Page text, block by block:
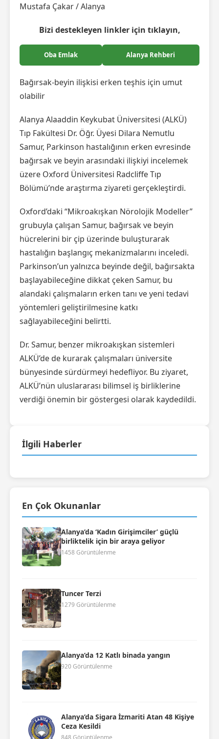
Mustafa Çakar / Alanya
Bizi destekleyen linkler için tıklayın,
Oba Emlak Alanya Rehberi
Bağırsak-beyin ilişkisi erken teşhis için umut
olabilir
Alanya Alaaddin Keykubat Üniversitesi (ALKÜ)
Tıp Fakültesi Dr. Öğr. Üyesi Dilara Nemutlu
Samur, Parkinson hastalığının erken evresinde
bağırsak ve beyin arasındaki ilişkiyi incelemek
üzere Oxford Üniversitesi Radcliffe Tıp
Bölümü’nde araştırma ziyareti gerçekleştirdi.
Oxford’daki “Mikroakışkan Nörolojik Modeller”
grubuyla çalışan Samur, bağırsak ve beyin
hücrelerini bir çip üzerinde buluşturarak
hastalığın başlangıç mekanizmalarını inceledi.
Parkinson’un yalnızca beyinde değil, bağırsakta
başlayabileceğine dikkat çeken Samur, bu
alandaki çalışmaların erken tanı ve yeni tedavi
yöntemleri geliştirilmesine katkı
sağlayabileceğini belirtti.
Dr. Samur, benzer mikroakışkan sistemleri
ALKÜ’de de kurarak çalışmaları üniversite
bünyesinde sürdürmeyi hedefliyor. Bu ziyaret,
ALKÜ’nün uluslararası bilimsel iş birliklerine
verdiği önemin bir göstergesi olarak kaydedildi.
İlgili Haberler
En Çok Okunanlar
Alanya’da ‘Kadın Girişimciler’ güçlü
birliktelik için bir araya geliyor
1458 Görüntülenme
Tuncer Terzi
1279 Görüntülenme
Alanya’da 12 Katlı binada yangın
920 Görüntülenme
Alanya’da Sigara İzmariti Atan 48 Kişiye
Ceza Kesildi